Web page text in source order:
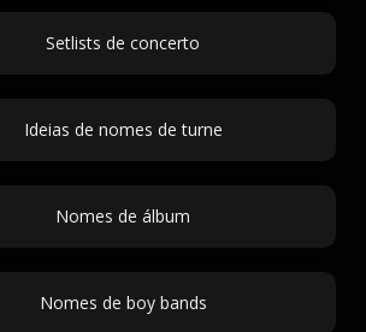
Setlists de concerto
Ideias de nomes de turne
Nomes de álbum
Nomes de boy bands